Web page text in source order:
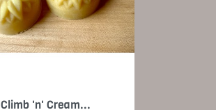
 Vorschau
Climb 'n' Cream...